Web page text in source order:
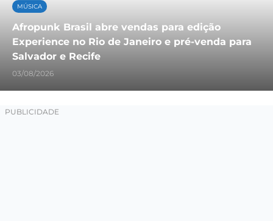
MÚSICA
Afropunk Brasil abre vendas para edição
Experience no Rio de Janeiro e pré-venda para
Salvador e Recife
03/08/2026